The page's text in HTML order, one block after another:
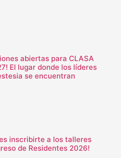
abiertas para CLASA
El lugar donde los líderes
se encuentran
inscribirte a los talleres
de Residentes 2026!